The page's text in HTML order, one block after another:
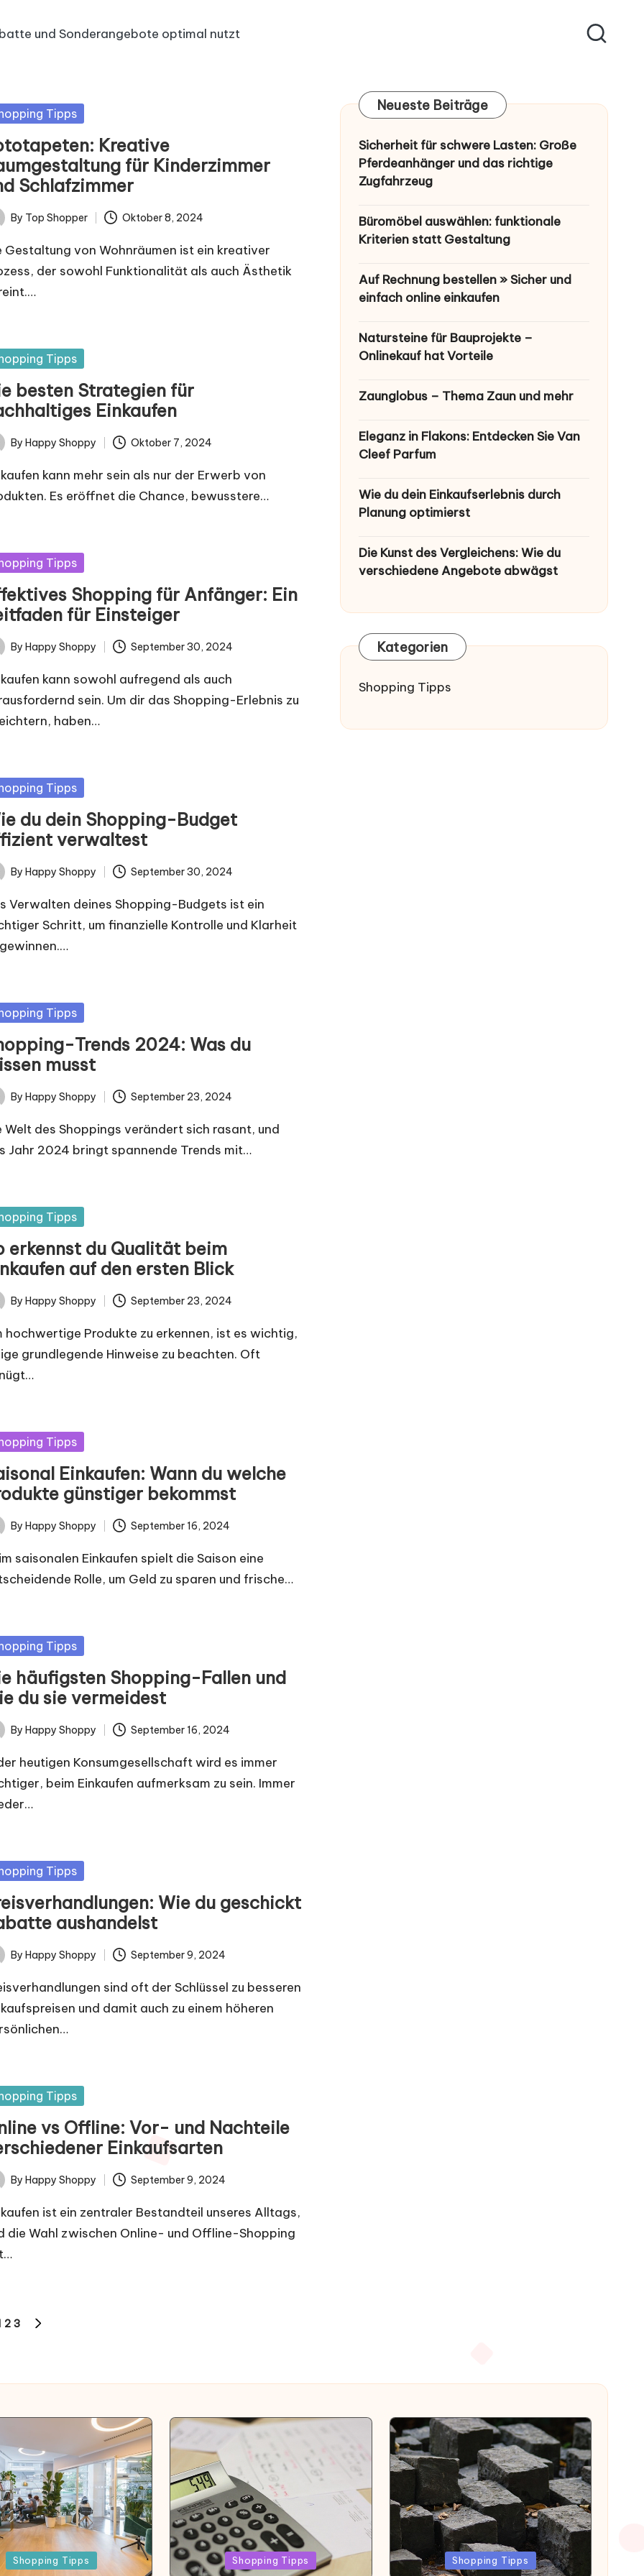
und Sonderangebote optimal nutzt
Tipps
Kreative
für Kinderzimmer
Schlafzimmer
By Top Shopper Oktober 8, 2024
Gestaltung von Wohnräumen ist ein kreativer
der sowohl Funktionalität als auch Ästhetik
Tipps
besten Strategien für
Einkaufen
By Happy Shoppy Oktober 7, 2024
kann mehr sein als nur der Erwerb von
Es eröffnet die Chance, bewusstere…
Tipps
Shopping für Anfänger: Ein
für Einsteiger
By Happy Shoppy September 30, 2024
kann sowohl aufregend als auch
sein. Um dir das Shopping-Erlebnis zu
haben…
Tipps
du dein Shopping-Budget
verwaltest
By Happy Shoppy September 30, 2024
Verwalten deines Shopping-Budgets ist ein
Schritt, um finanzielle Kontrolle und Klarheit
Tipps
Trends 2024: Was du
musst
By Happy Shoppy September 23, 2024
Welt des Shoppings verändert sich rasant, und
Jahr 2024 bringt spannende Trends mit…
Tipps
erkennst du Qualität beim
auf den ersten Blick
By Happy Shoppy September 23, 2024
hochwertige Produkte zu erkennen, ist es wichtig,
grundlegende Hinweise zu beachten. Oft
Tipps
Einkaufen: Wann du welche
günstiger bekommst
By Happy Shoppy September 16, 2024
saisonalen Einkaufen spielt die Saison eine
Rolle, um Geld zu sparen und frische…
Tipps
häufigsten Shopping-Fallen und
du sie vermeidest
By Happy Shoppy September 16, 2024
heutigen Konsumgesellschaft wird es immer
beim Einkaufen aufmerksam zu sein. Immer
Tipps
Wie du geschickt
aushandelst
By Happy Shoppy September 9, 2024
sind oft der Schlüssel zu besseren
und damit auch zu einem höheren
Tipps
vs Offline: Vor- und Nachteile
Einkaufsarten
By Happy Shoppy September 9, 2024
ist ein zentraler Bestandteil unseres Alltags,
die Wahl zwischen Online- und Offline-Shopping
2 3
Neueste Beiträge
Sicherheit für schwere Lasten: Große
Pferdeanhänger und das richtige
Zugfahrzeug
Büromöbel auswählen: funktionale
Kriterien statt Gestaltung
Auf Rechnung bestellen » Sicher und
einfach online einkaufen
Natursteine für Bauprojekte –
Onlinekauf hat Vorteile
Zaunglobus – Thema Zaun und mehr
Eleganz in Flakons: Entdecken Sie Van
Cleef Parfum
Wie du dein Einkaufserlebnis durch
Planung optimierst
Die Kunst des Vergleichens: Wie du
verschiedene Angebote abwägst
Kategorien
Shopping Tipps
Shopping Tipps
Posted
Shopping Tipps
Posted
Shopping Tipps